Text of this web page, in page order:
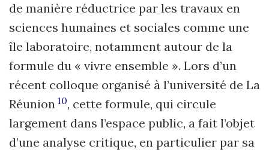
de manière réductrice par les travaux en
sciences humaines et sociales comme une
île laboratoire, notamment autour de la
formule du « vivre ensemble ». Lors d’un
récent colloque organisé à l’université de La
Réunion 10, cette formule, qui circule
largement dans l’espace public, a fait l’objet
d’une analyse critique, en particulier par sa